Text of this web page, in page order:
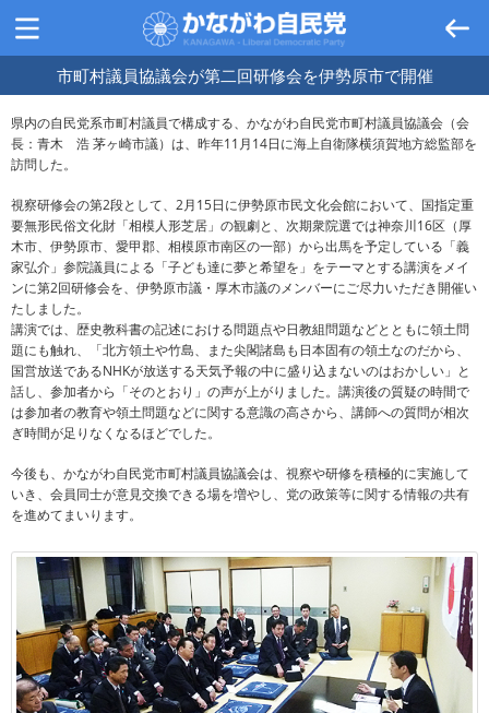
市町村議員協議会が第二回研修会を伊勢原市で開催
県内の自民党系市町村議員で構成する、かながわ自民党市町村議員協議会（会
長：青木 浩 茅ヶ崎市議）は、昨年11月14日に海上自衛隊横須賀地方総監部を
訪問した。
視察研修会の第2段として、2月15日に伊勢原市民文化会館において、国指定重
要無形民俗文化財「相模人形芝居」の観劇と、次期衆院選では神奈川16区（厚
木市、伊勢原市、愛甲郡、相模原市南区の一部）から出馬を予定している「義
家弘介」参院議員による「子ども達に夢と希望を」をテーマとする講演をメイ
ンに第2回研修会を、伊勢原市議・厚木市議のメンバーにご尽力いただき開催い
たしました。
講演では、歴史教科書の記述における問題点や日教組問題などとともに領土問
題にも触れ、「北方領土や竹島、また尖閣諸島も日本固有の領土なのだから、
国営放送であるNHKが放送する天気予報の中に盛り込まないのはおかしい」と
話し、参加者から「そのとおり」の声が上がりました。講演後の質疑の時間で
は参加者の教育や領土問題などに関する意識の高さから、講師への質問が相次
ぎ時間が足りなくなるほどでした。
今後も、かながわ自民党市町村議員協議会は、視察や研修を積極的に実施して
いき、会員同士が意見交換できる場を増やし、党の政策等に関する情報の共有
を進めてまいります。